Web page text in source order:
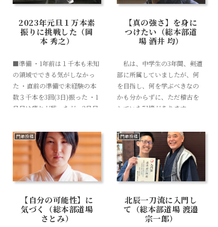
2023年元旦１万本素
振りに挑戦した（岡
本 秀之）
■準備 ・1年前は１千本も未知
の領域でできる気がしなかっ
た ・直前の準備で未経験の本
数３千本を3回(3日)振った ・1
日目は疲れが残ったが、2日目
れば心も身体も慣れる ・1度で
きてしまえばたいしたことな
く、い...
【真の強さ】を身に
つけたい（総本部道
場 酒井 均）
私は、中学生の3年間、剣道
部に所属していましたが、何
を目指し、何を学ぶべきなの
かも分からずに、ただ稽古を
していた記憶があります。
水泳、トライアスロンと様々な
競技に、その時々の自分の心
を託し、何かに取り...
門弟投稿
【自分の可能性】に
気づく（総本部道場
さとみ）
門弟投稿
北辰一刀流に入門し
て（総本部道場 渡邉
宗一郎）